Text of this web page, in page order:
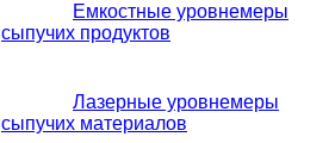
Емкостные уровнемеры
сыпучих продуктов
Лазерные уровнемеры
сыпучих материалов